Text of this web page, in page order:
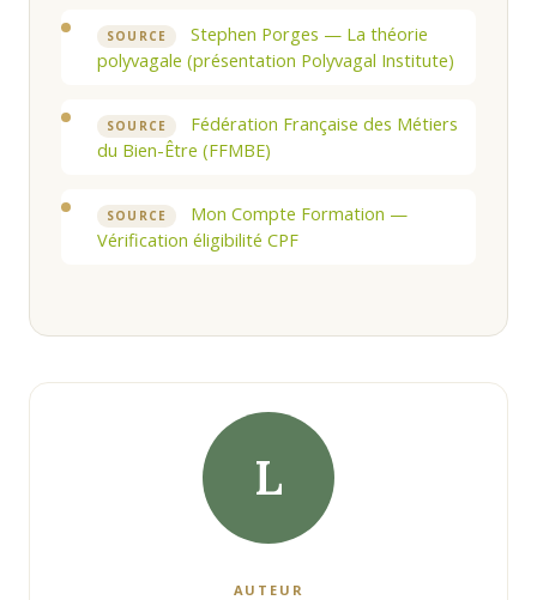
SOURCE
Stephen Porges — La théorie
polyvagale (présentation Polyvagal Institute)
SOURCE
Fédération Française des Métiers
du Bien-Être (FFMBE)
SOURCE
Mon Compte Formation —
Vérification éligibilité CPF
L
AUTEUR